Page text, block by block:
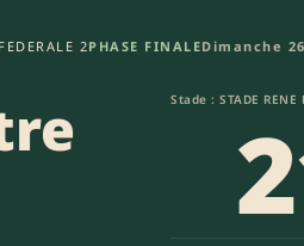
23) | Federale
FEDERALE 2PHASE FINALEDimanche
Stade : STADE